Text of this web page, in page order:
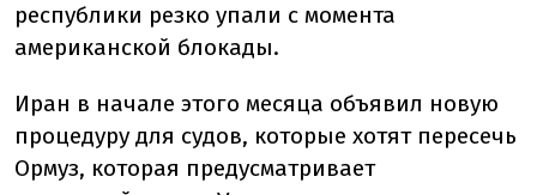
республики резко упали с момента
американской блокады.
Иран в начале этого месяца объявил новую
процедуру для судов, которые хотят пересечь
Ормуз, которая предусматривает